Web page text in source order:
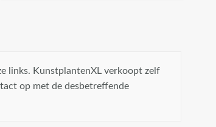
links. KunstplantenXL verkoopt zelf
op met de desbetreffende